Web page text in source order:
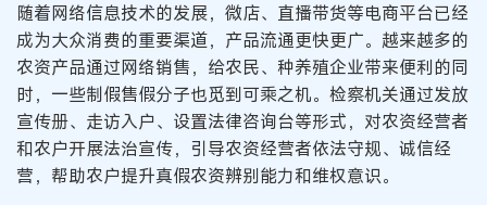
随着网络信息技术的发展，微店、直播带货等电商平台已经
成为大众消费的重要渠道，产品流通更快更广。越来越多的
农资产品通过网络销售，给农民、种养殖企业带来便利的同
时，一些制假售假分子也觅到可乘之机。检察机关通过发放
宣传册、走访入户、设置法律咨询台等形式，对农资经营者
和农户开展法治宣传，引导农资经营者依法守规、诚信经
营，帮助农户提升真假农资辨别能力和维权意识。